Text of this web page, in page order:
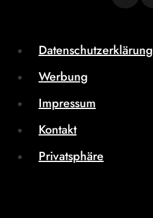
Datenschutzerklärung
Werbung
Impressum
Kontakt
Privatsphäre